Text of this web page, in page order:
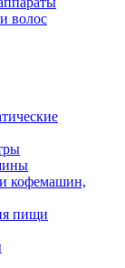
волос
кофемашин,
пищи